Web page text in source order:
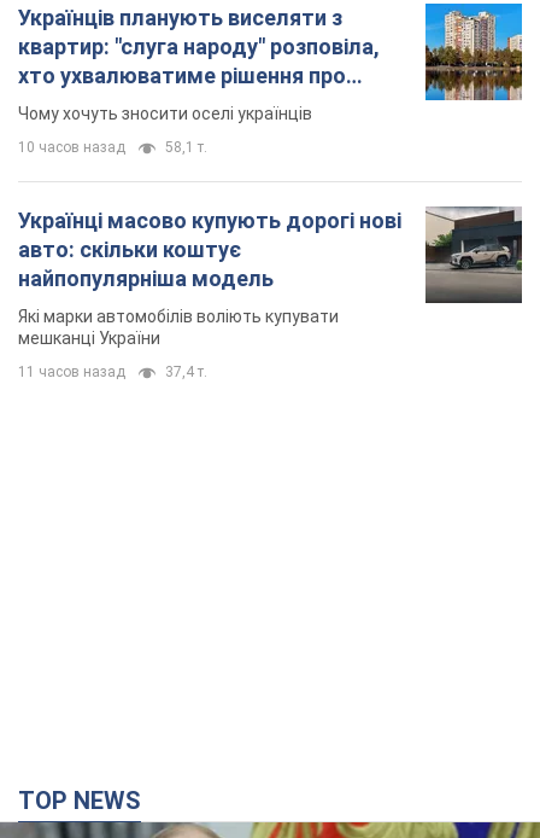
Українців планують виселяти з
квартир: "слуга народу" розповіла,
хто ухвалюватиме рішення про
знесення будинків
Чому хочуть зносити оселі українців
10 часов назад 58,1 т.
Українці масово купують дорогі нові
авто: скільки коштує
найпопулярніша модель
Які марки автомобілів воліють купувати
мешканці України
11 часов назад 37,4 т.
TOP NEWS